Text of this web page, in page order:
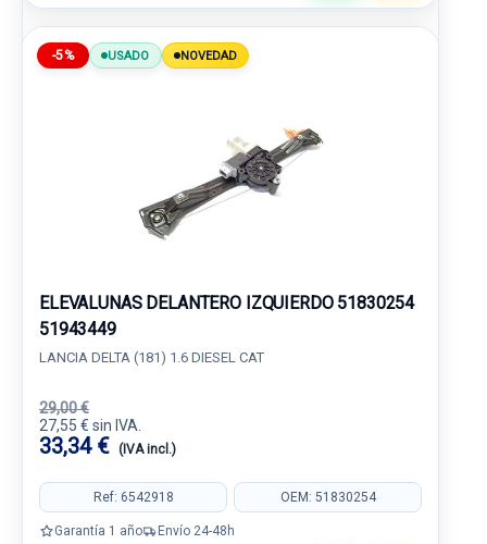
-5% USADO NOVEDAD
ELEVALUNAS DELANTERO IZQUIERDO 51830254
51943449
LANCIA DELTA (181) 1.6 DIESEL CAT
29,00 €
27,55 € sin IVA.
33,34 € (IVA incl.)
Ref: 6542918 OEM: 51830254
Garantía 1 año Envío 24-48h